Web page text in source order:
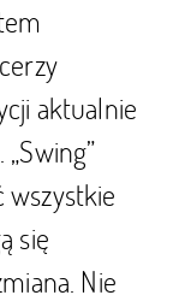
aktualnie
wszystkie
się
Nie